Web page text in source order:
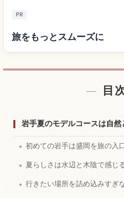
PR
旅をもっとスムーズに
宿を探
体験を探
目
岩手夏のモデルコースは自
初めての岩手は盛岡を旅の入
夏らしさは水辺と木陰で感じ
行きたい場所を詰め込みすぎ